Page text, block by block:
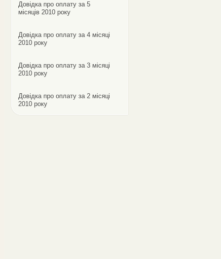
Довідка про оплату за 5
місяців 2010 року
Довідка про оплату за 4 місяці
2010 року
Довідка про оплату за 3 місяці
2010 року
Довідка про оплату за 2 місяці
2010 року